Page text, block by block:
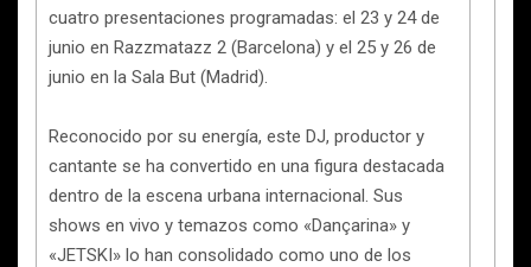
cuatro presentaciones programadas: el 23 y 24 de
junio en Razzmatazz 2 (Barcelona) y el 25 y 26 de
junio en la Sala But (Madrid).
Reconocido por su energía, este DJ, productor y
cantante se ha convertido en una figura destacada
dentro de la escena urbana internacional. Sus
shows en vivo y temazos como «Dançarina» y
«JETSKI» lo han consolidado como uno de los